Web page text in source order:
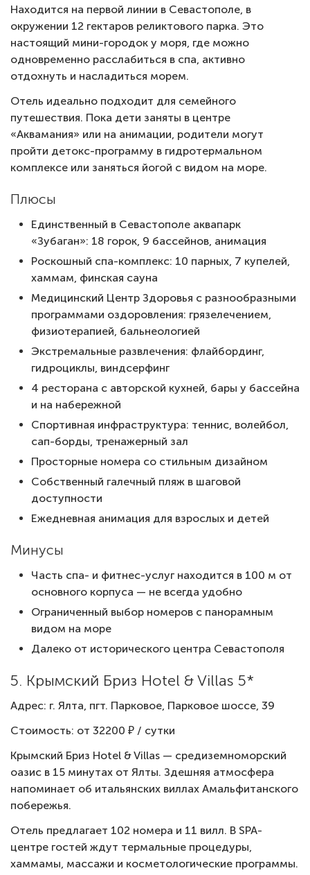
Находится на первой линии в Севастополе, в
окружении 12 гектаров реликтового парка. Это
настоящий мини-городок у моря, где можно
одновременно расслабиться в спа, активно
отдохнуть и насладиться морем.
Отель идеально подходит для семейного
путешествия. Пока дети заняты в центре
«Аквамания» или на анимации, родители могут
пройти детокс-программу в гидротермальном
комплексе или заняться йогой с видом на море.
Плюсы
Единственный в Севастополе аквапарк
«Зубаган»: 18 горок, 9 бассейнов, анимация
Роскошный спа-комплекс: 10 парных, 7 купелей,
хаммам, финская сауна
Медицинский Центр Здоровья с разнообразными
программами оздоровления: грязелечением,
физиотерапией, бальнеологией
Экстремальные развлечения: флайбординг,
гидроциклы, виндсерфинг
4 ресторана с авторской кухней, бары у бассейна
и на набережной
Спортивная инфраструктура: теннис, волейбол,
сап-борды, тренажерный зал
Просторные номера со стильным дизайном
Собственный галечный пляж в шаговой
доступности
Ежедневная анимация для взрослых и детей
Минусы
Часть спа- и фитнес-услуг находится в 100 м от
основного корпуса — не всегда удобно
Ограниченный выбор номеров с панорамным
видом на море
Далеко от исторического центра Севастополя
5. Крымский Бриз Hotel & Villas 5*
Адрес: г. Ялта, пгт. Парковое, Парковое шоссе, 39
Стоимость: от 32200 ₽ / сутки
Крымский Бриз Hotel & Villas — средиземноморский
оазис в 15 минутах от Ялты. Здешняя атмосфера
напоминает об итальянских виллах Амальфитанского
побережья.
Отель предлагает 102 номера и 11 вилл. В SPA-
центре гостей ждут термальные процедуры,
хаммамы, массажи и косметологические программы.